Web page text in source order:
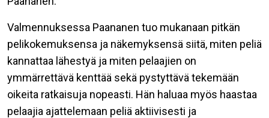
Valmennuksessa Paananen tuo mukanaan pitkän
pelikokemuksensa ja näkemyksensä siitä, miten peliä
kannattaa lähestyä ja miten pelaajien on
ymmärrettävä kenttää sekä pystyttävä tekemään
oikeita ratkaisuja nopeasti. Hän haluaa myös haastaa
pelaajia ajattelemaan peliä aktiivisesti ja